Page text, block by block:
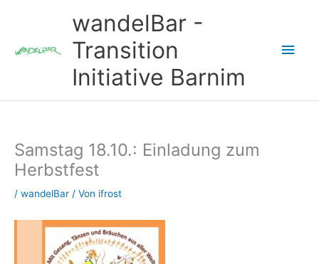
wandelBar -
Transition
Initiative Barnim
Samstag 18.10.: Einladung zum
Herbstfest
/ wandelBar / Von ifrost